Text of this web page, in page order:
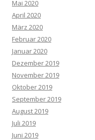
Mai 2020
April 2020
März 2020
Februar 2020
Januar 2020
Dezember 2019
November 2019
Oktober 2019
September 2019
August 2019
Juli 2019
Juni 2019